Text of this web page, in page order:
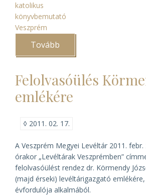
katolikus
könyvbemutató
Veszprém
Tovább
okmánytára
bemutatója)
Felolvasóülés
emlékére
◊ 2011. 02. 17.
A Veszprém Megyei Levéltár 2011.
órakor „Levéltárak Veszprémben”
felolvasóülést rendez dr. Körmendy
(majd érseki) levéltárigazgató
évfordulója alkalmából.